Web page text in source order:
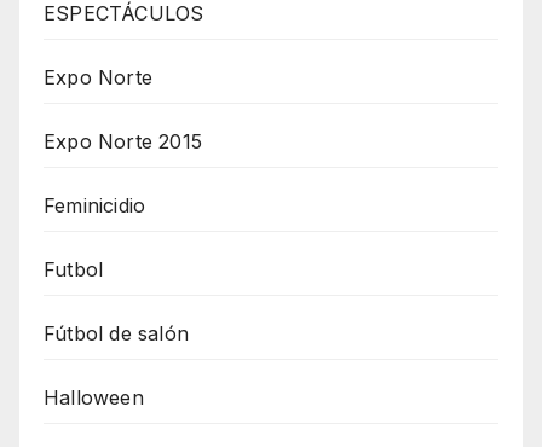
ESPECTÁCULOS
Expo Norte
Expo Norte 2015
Feminicidio
Futbol
Fútbol de salón
Halloween